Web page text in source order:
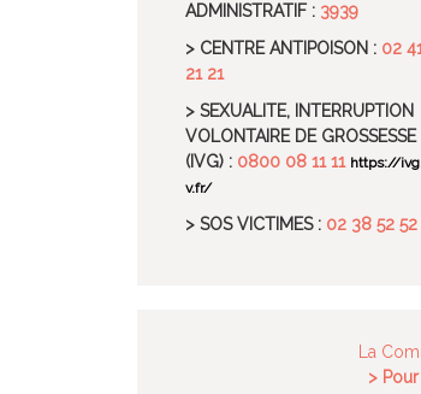
ADMINISTRATIF : 3939
> CENTRE ANTIPOISON : 02
21 21
> SEXUALITE, INTERRUPTION
VOLONTAIRE DE GROSSESSE
(IVG) : 0800 08 11 11 https://
v.fr/
> SOS VICTIMES : 02 38 52 52
La
>